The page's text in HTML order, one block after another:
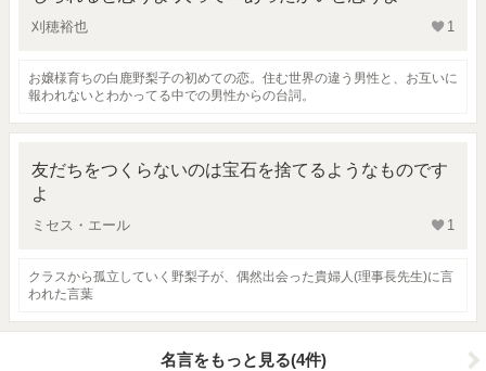
刈穂裕也 1
お嬢様育ちの白鹿野梨子の初めての恋。住む世界の違う男性と、お互いに
報われないとわかってる中での男性からの台詞。
友だちをつくらないのは宝石を捨てるようなものです
よ
ミセス・エール 1
クラスから孤立していく野梨子が、偶然出会った貴婦人(理事長先生)に言
われた言葉
名言をもっと見る(4件)